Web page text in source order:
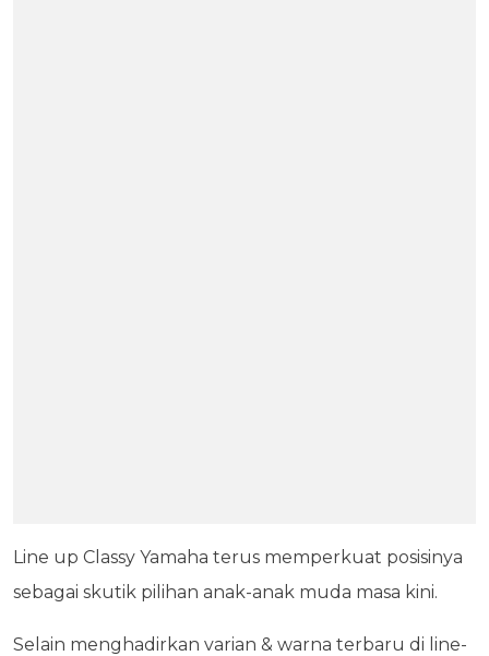
Line up Classy Yamaha terus memperkuat posisinya
sebagai skutik pilihan anak-anak muda masa kini.
Selain menghadirkan varian & warna terbaru di line-